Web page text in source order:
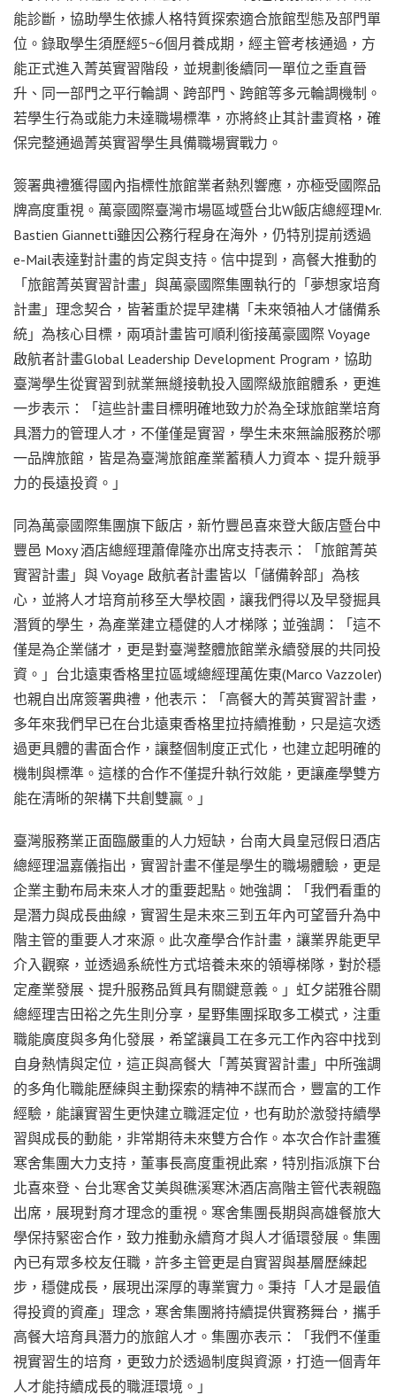
能診斷，協助學生依據人格特質探索適合旅館型態及部門單
位。錄取學生須歷經5~6個月養成期，經主管考核通過，方
能正式進入菁英實習階段，並規劃後續同一單位之垂直晉
升、同一部門之平行輪調、跨部門、跨館等多元輪調機制。
若學生行為或能力未達職場標準，亦將終止其計畫資格，確
保完整通過菁英實習學生具備職場實戰力。
簽署典禮獲得國內指標性旅館業者熱烈響應，亦極受國際品
牌高度重視。萬豪國際臺灣市場區域暨台北W飯店總經理Mr.
Bastien Giannetti雖因公務行程身在海外，仍特別提前透過
e-Mail表達對計畫的肯定與支持。信中提到，高餐大推動的
「旅館菁英實習計畫」與萬豪國際集團執行的「夢想家培育
計畫」理念契合，皆著重於提早建構「未來領袖人才儲備系
統」為核心目標，兩項計畫皆可順利銜接萬豪國際 Voyage
啟航者計畫Global Leadership Development Program，協助
臺灣學生從實習到就業無縫接軌投入國際級旅館體系，更進
一步表示：「這些計畫目標明確地致力於為全球旅館業培育
具潛力的管理人才，不僅僅是實習，學生未來無論服務於哪
一品牌旅館，皆是為臺灣旅館產業蓄積人力資本、提升競爭
力的長遠投資。」
同為萬豪國際集團旗下飯店，新竹豐邑喜來登大飯店暨台中
豐邑 Moxy 酒店總經理蕭偉隆亦出席支持表示：「旅館菁英
實習計畫」與 Voyage 啟航者計畫皆以「儲備幹部」為核
心，並將人才培育前移至大學校園，讓我們得以及早發掘具
潛質的學生，為產業建立穩健的人才梯隊；並強調：「這不
僅是為企業儲才，更是對臺灣整體旅館業永續發展的共同投
資。」台北遠東香格里拉區域總經理萬佐東(Marco Vazzoler)
也親自出席簽署典禮，他表示：「高餐大的菁英實習計畫，
多年來我們早已在台北遠東香格里拉持續推動，只是這次透
過更具體的書面合作，讓整個制度正式化，也建立起明確的
機制與標準。這樣的合作不僅提升執行效能，更讓產學雙方
能在清晰的架構下共創雙贏。」
臺灣服務業正面臨嚴重的人力短缺，台南大員皇冠假日酒店
總經理温嘉儀指出，實習計畫不僅是學生的職場體驗，更是
企業主動布局未來人才的重要起點。她強調：「我們看重的
是潛力與成長曲線，實習生是未來三到五年內可望晉升為中
階主管的重要人才來源。此次產學合作計畫，讓業界能更早
介入觀察，並透過系統性方式培養未來的領導梯隊，對於穩
定產業發展、提升服務品質具有關鍵意義。」虹夕諾雅谷關
總經理吉田裕之先生則分享，星野集團採取多工模式，注重
職能廣度與多角化發展，希望讓員工在多元工作內容中找到
自身熱情與定位，這正與高餐大「菁英實習計畫」中所強調
的多角化職能歷練與主動探索的精神不謀而合，豐富的工作
經驗，能讓實習生更快建立職涯定位，也有助於激發持續學
習與成長的動能，非常期待未來雙方合作。本次合作計畫獲
寒舍集團大力支持，董事長高度重視此案，特別指派旗下台
北喜來登、台北寒舍艾美與礁溪寒沐酒店高階主管代表親臨
出席，展現對育才理念的重視。寒舍集團長期與高雄餐旅大
學保持緊密合作，致力推動永續育才與人才循環發展。集團
內已有眾多校友任職，許多主管更是自實習與基層歷練起
步，穩健成長，展現出深厚的專業實力。秉持「人才是最值
得投資的資產」理念，寒舍集團將持續提供實務舞台，攜手
高餐大培育具潛力的旅館人才。集團亦表示：「我們不僅重
視實習生的培育，更致力於透過制度與資源，打造一個青年
人才能持續成長的職涯環境。」